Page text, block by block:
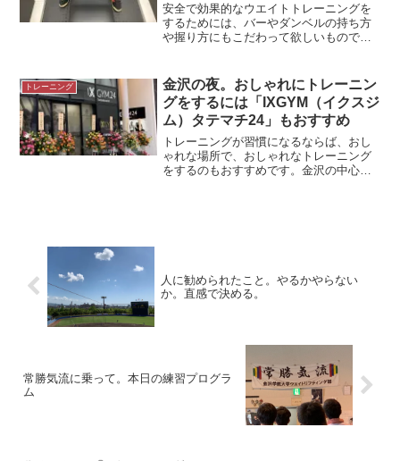
安全で効果的なウエイトトレーニングを
するためには、バーやダンベルの持ち方
や握り方にもこだわって欲しいもので
かの持ち方があります。ウエイトトレー
ニングをするとき、バーの...
トレーニング
金沢の夜。おしゃれにトレーニン
グをするには「IXGYM（イクスジ
ム）タテマチ24」もおすすめ
トレーニングが習慣になるならば、おし
ゃれな場所で、おしゃれなトレーニング
をするのもおすすめです。金沢の中心街
人に勧められたこと。やるかやらない
か。直感で決める。
常勝気流に乗って。本日の練習プログラ
ム